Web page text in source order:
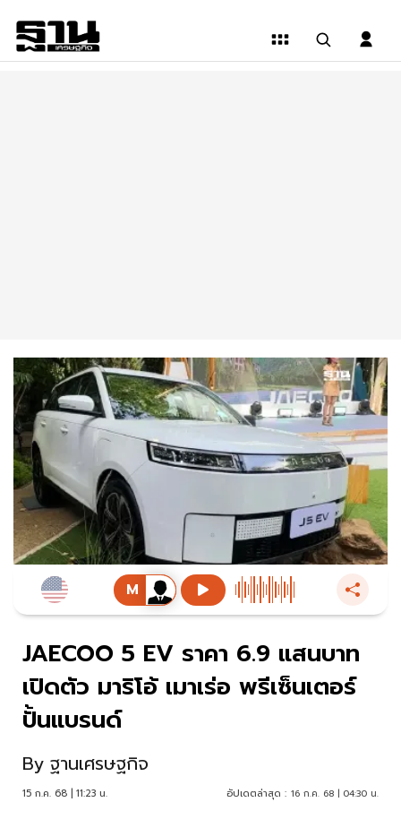
JAECOO 5 EV ราคา 6.9 แสนบาท
เปิดตัว มาริโอ้ เมาเร่อ พรีเซ็นเตอร์
ปั้นแบรนด์
By ฐานเศรษฐกิจ
15 ก.ค. 68 | 11:23 น. อัปเดตล่าสุด : 16 ก.ค. 68 | 04:30 น.